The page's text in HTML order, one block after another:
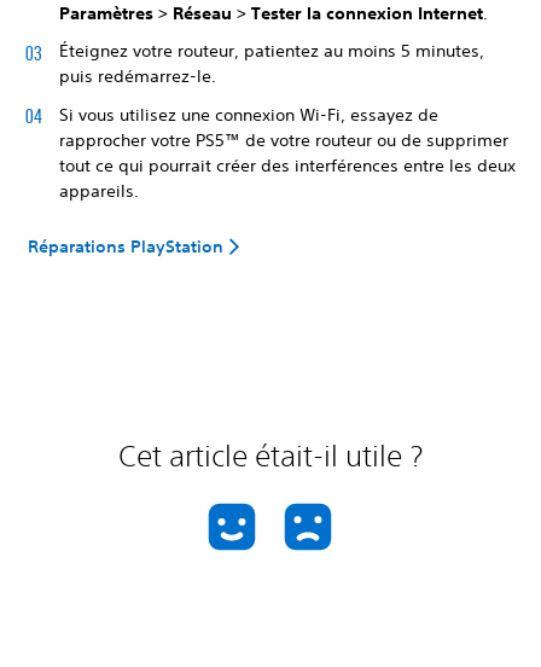
Paramètres > Réseau > Tester la connexion Internet
Éteignez votre routeur, patientez au moins 5 minutes,
puis redémarrez-le.
Si vous utilisez une connexion Wi-Fi, essayez de
rapprocher votre PS5™ de votre routeur ou de supprimer
tout ce qui pourrait créer des interférences entre les deux
appareils.
Réparations PlayStation
Cet article était-il utile ?